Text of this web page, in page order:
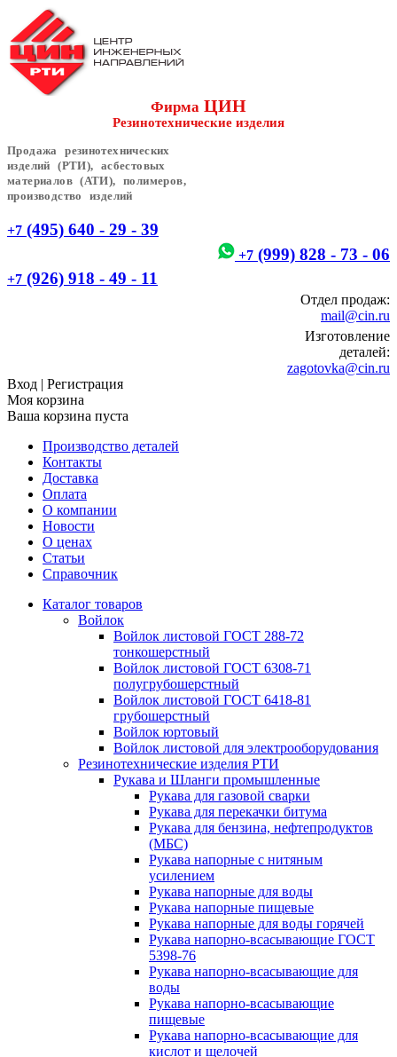
Фирма ЦИН
Резинотехнические изделия
Продажа резинотехнических
изделий (РТИ), асбестовых
материалов (АТИ), полимеров,
производство изделий
+7 (495) 640 - 29 - 39
+7 (999) 828 - 73 - 06
+7 (926) 918 - 49 - 11
Отдел продаж:
mail@cin.ru
Изготовление
деталей:
zagotovka@cin.ru
Вход | Регистрация
Моя корзина
Ваша корзина пуста
Производство деталей
Контакты
Доставка
Оплата
О компании
Новости
О ценах
Статьи
Справочник
Каталог товаров
Войлок
Войлок листовой ГОСТ 288-72
тонкошерстный
Войлок листовой ГОСТ 6308-71
полугрубошерстный
Войлок листовой ГОСТ 6418-81
грубошерстный
Войлок юртовый
Войлок листовой для электрооборудования
Резинотехнические изделия РТИ
Рукава и Шланги промышленные
Рукава для газовой сварки
Рукава для перекачки битума
Рукава для бензина, нефтепродуктов
(МБС)
Рукава напорные с нитяным
усилением
Рукава напорные для воды
Рукава напорные пищевые
Рукава напорные для воды горячей
Рукава напорно-всасывающие ГОСТ
5398-76
Рукава напорно-всасывающие для
воды
Рукава напорно-всасывающие
пищевые
Рукава напорно-всасывающие для
кислот и щелочей